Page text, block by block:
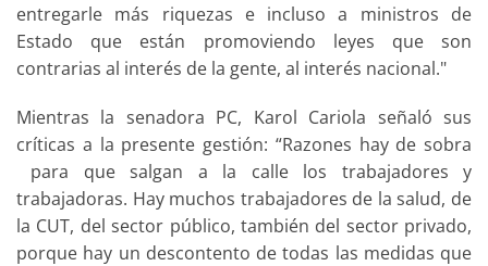
entregarle más riquezas e incluso a ministros de
Estado que están promoviendo leyes que son
contrarias al interés de la gente, al interés nacional."
Mientras la senadora PC, Karol Cariola señaló sus
críticas a la presente gestión: “Razones hay de sobra
para que salgan a la calle los trabajadores y
trabajadoras. Hay muchos trabajadores de la salud, de
la CUT, del sector público, también del sector privado,
porque hay un descontento de todas las medidas que